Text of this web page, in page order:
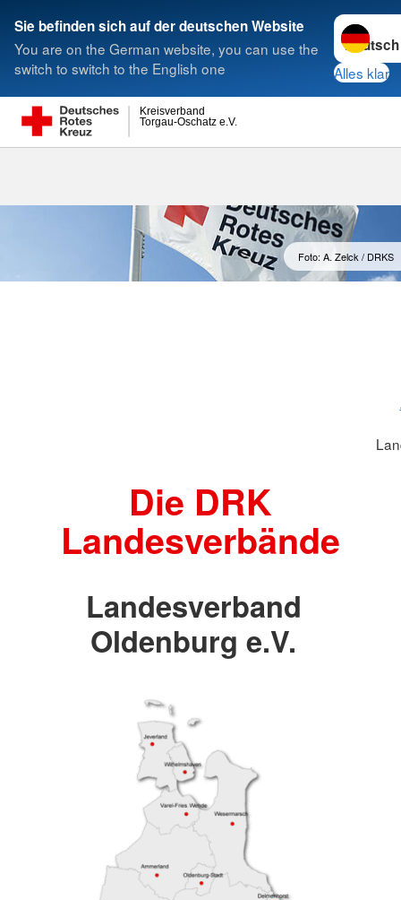
Sie befinden sich auf der deutschen Website
You are on the German website, you can use the
switch to switch to the English one
Sprache
Alles klar
Torgau-Oschatz e.V.
Kreisverband
Suche
Foto: A. Zelck / DRKS
Die DRK
Landesverbände
Landesverband
Oldenburg e.V.